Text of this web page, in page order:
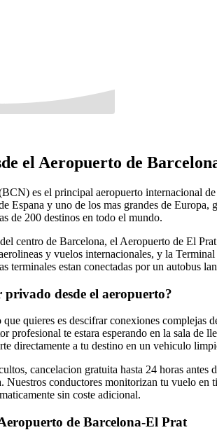
el Aeropuerto de
es el principal aeropuerto internacional
Espana y uno de los mas grandes de Europa,
de 200 destinos en todo el mundo.
centro de Barcelona, el Aeropuerto de El
y vuelos internacionales, y la
terminales estan conectadas por un autobus
desde el aeropuerto?
quieres es descifrar conexiones complejas
profesional te estara esperando en la sala de
directamente a tu destino en un vehiculo
cancelacion gratuita hasta 24 horas
Nuestros conductores monitorizan tu vuelo
sin coste adicional.
de Barcelona-El Prat